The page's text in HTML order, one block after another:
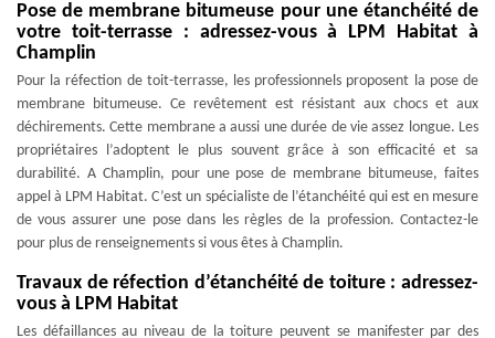
Pose de membrane bitumeuse pour une étanchéité de
votre toit-terrasse : adressez-vous à LPM Habitat à
Champlin
Pour la réfection de toit-terrasse, les professionnels proposent la pose de
membrane bitumeuse. Ce revêtement est résistant aux chocs et aux
déchirements. Cette membrane a aussi une durée de vie assez longue. Les
propriétaires l’adoptent le plus souvent grâce à son efficacité et sa
durabilité. A Champlin, pour une pose de membrane bitumeuse, faites
appel à LPM Habitat. C’est un spécialiste de l’étanchéité qui est en mesure
de vous assurer une pose dans les règles de la profession. Contactez-le
pour plus de renseignements si vous êtes à Champlin.
Travaux de réfection d’étanchéité de toiture : adressez-
vous à LPM Habitat
Les défaillances au niveau de la toiture peuvent se manifester par des